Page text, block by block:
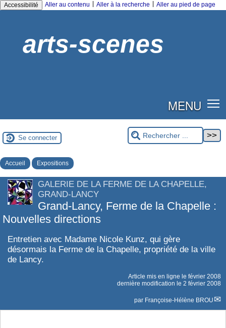
Accessibilité Aller au contenu Aller à la recherche Aller au pied de page
arts-scenes
MENU
Se connecter
Accueil Expositions
GALERIE DE LA FERME DE LA CHAPELLE,
GRAND-LANCY
Grand-Lancy, Ferme de la Chapelle :
Nouvelles directions
Entretien avec Madame Nicole Kunz, qui gère
désormais la Ferme de la Chapelle, propriété de la ville
de Lancy.
Article mis en ligne le février 2008
dernière modification le 2 février 2008
par Françoise-Hélène BROU